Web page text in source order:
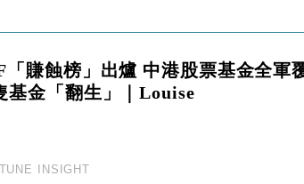
47仙
及消費表現
損失近6900萬元
接任
「賺蝕榜」出爐 中港股票基金全軍
基金「翻生」｜Louise
INSIGHT